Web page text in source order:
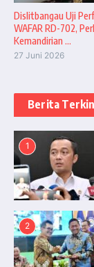
Dislitbangau Uji
WAFAR RD-702,
Kemandirian ...
27 Juni 2026
Berita
1
2